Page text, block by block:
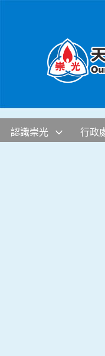
認識崇光 行政